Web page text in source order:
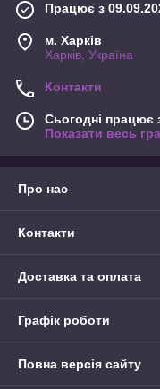
Працює з
м. Харків
Харків, Україна
Контакти
Сьогодні працює
Показати весь
Про нас
Контакти
Доставка та оплата
Графік роботи
Повна версія сайту